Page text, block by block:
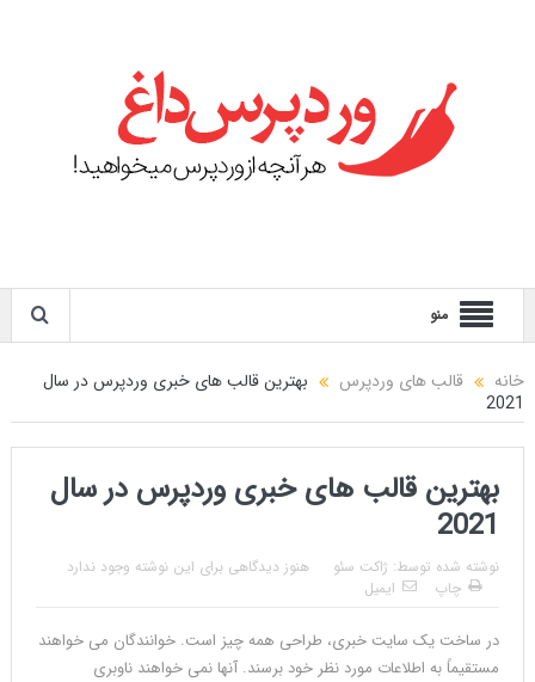
منو
خانه قالب های وردپرس
بهترین قالب های خبری وردپرس در سال
2021
بهترین قالب های خبری وردپرس در سال
2021
نوشته شده توسط: ژاکت سئو
هنوز دیدگاهی برای این نوشته وجود ندارد
چاپ
ایمیل
در ساخت یک سایت خبری، طراحی همه چیز است. خوانندگان می خواهند
مستقیماً به اطلاعات مورد نظر خود برسند. آنها نمی خواهند ناوبری